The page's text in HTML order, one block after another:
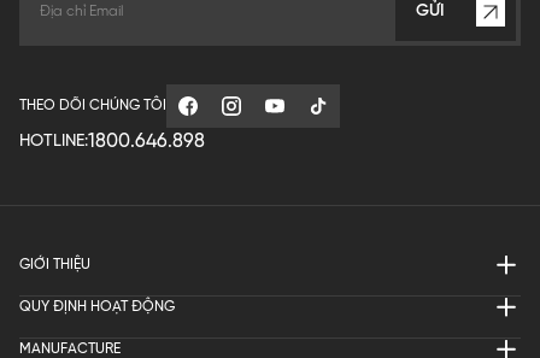
GỬI
THEO DÕI CHÚNG TÔI
HOTLINE:1800.646.898
GIỚI THIỆU
QUY ĐỊNH HOẠT ĐỘNG
MANUFACTURE